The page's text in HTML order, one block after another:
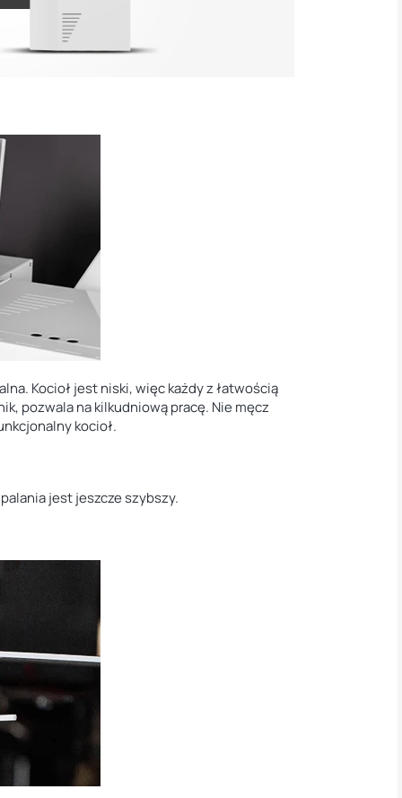
Kocioł jest niski, więc każdy z łatwością
pozwala na kilkudniową pracę. Nie męcz
kocioł.
jest jeszcze szybszy.